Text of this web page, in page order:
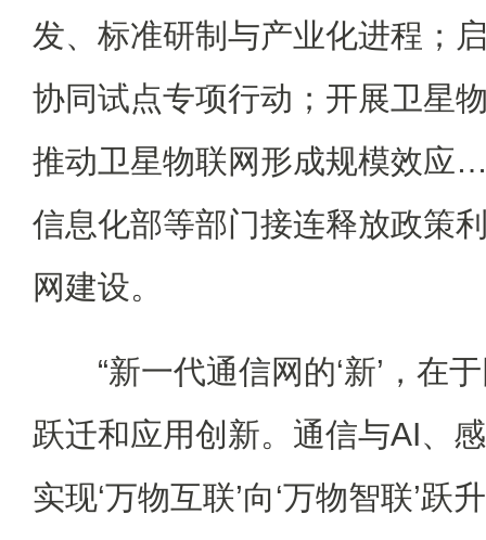
发、标准研制与产业化进程；
协同试点专项行动；开展卫星
推动卫星物联网形成规模效
信息化部等部门接连释放政策
网建设。
“新一代通信网的‘新’，在
跃迁和应用创新。通信与AI、
实现‘万物互联’向‘万物智联’跃